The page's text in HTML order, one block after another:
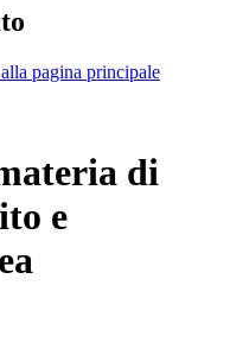
pagina principale
di
e